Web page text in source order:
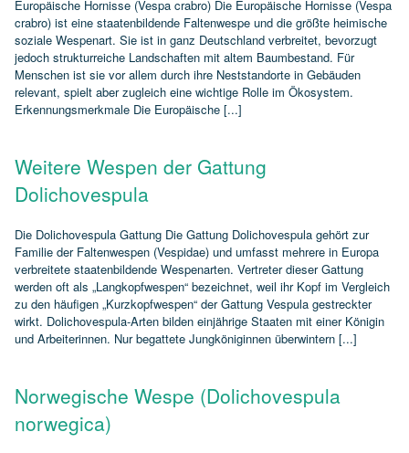
Europäische Hornisse (Vespa crabro) Die Europäische Hornisse (Vespa
crabro) ist eine staatenbildende Faltenwespe und die größte heimische
soziale Wespenart. Sie ist in ganz Deutschland verbreitet, bevorzugt
jedoch strukturreiche Landschaften mit altem Baumbestand. Für
Menschen ist sie vor allem durch ihre Neststandorte in Gebäuden
relevant, spielt aber zugleich eine wichtige Rolle im Ökosystem.
Erkennungsmerkmale Die Europäische [...]
Weitere Wespen der Gattung
Dolichovespula
Die Dolichovespula Gattung Die Gattung Dolichovespula gehört zur
Familie der Faltenwespen (Vespidae) und umfasst mehrere in Europa
verbreitete staatenbildende Wespenarten. Vertreter dieser Gattung
werden oft als „Langkopfwespen“ bezeichnet, weil ihr Kopf im Vergleich
zu den häufigen „Kurzkopfwespen“ der Gattung Vespula gestreckter
wirkt. Dolichovespula‑Arten bilden einjährige Staaten mit einer Königin
und Arbeiterinnen. Nur begattete Jungköniginnen überwintern [...]
Norwegische Wespe (Dolichovespula
norwegica)